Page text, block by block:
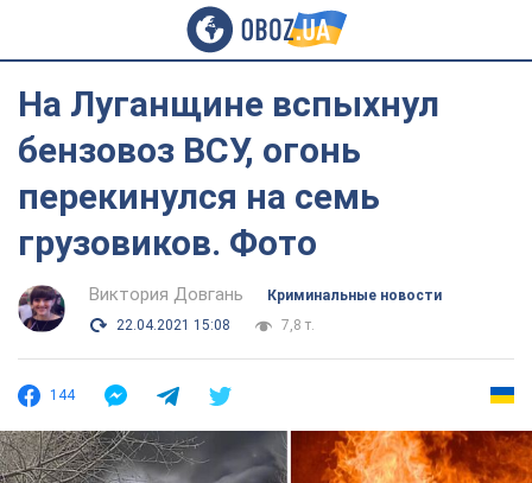
На Луганщине вспыхнул
бензовоз ВСУ, огонь
перекинулся на семь
грузовиков. Фото
Виктория Довгань
Криминальные новости
22.04.2021 15:08
7,8 т.
144